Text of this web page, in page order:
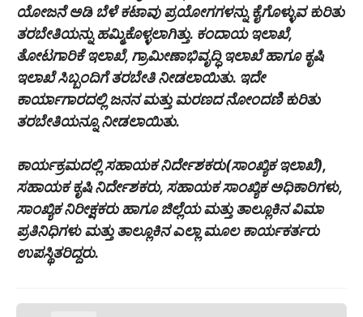
ಯೋಜನೆ ಅಡಿ ಬೆಳೆ ಕಟಾವು ಪ್ರಯೋಗಗಳನ್ನು ಕೈಗೊಳ್ಳುವ ಕುರಿತು
ತರಬೇತಿಯನ್ನು ಹಮ್ಮಿಕೊಳ್ಳಲಾಗಿತ್ತು. ಕಂದಾಯ ಇಲಾಖೆ,
ತೋಟಗಾರಿಕೆ ಇಲಾಖೆ, ಗ್ರಾಮೀಣಾಭಿವೃದ್ಧಿ ಇಲಾಖೆ ಹಾಗೂ ಕೃಷಿ
ಇಲಾಖೆ ಸಿಬ್ಬಂದಿಗೆ ತರಬೇತಿ ನೀಡಲಾಯಿತು. ಇದೇ
ಕಾರ್ಯಾಗಾರದಲ್ಲಿ ಜನನ ಮತ್ತು ಮರಣದ ನೋಂದಣಿ ಕುರಿತು
ತರಬೇತಿಯನ್ನೂ ನೀಡಲಾಯಿತು.
ಕಾರ್ಯಕ್ರಮದಲ್ಲಿ ಸಹಾಯಕ‌ ನಿರ್ದೇಶಕರು(ಸಾಂಖ್ಯಿಕ ಇಲಾಖೆ),
ಸಹಾಯಕ ಕೃಷಿ ನಿರ್ದೇಶಕರು, ಸಹಾಯಕ ಸಾಂಖ್ಯಿಕ ಅಧಿಕಾರಿಗಳು,
ಸಾಂಖ್ಯಿಕ ನಿರೀಕ್ಷಕರು ಹಾಗೂ ಜಿಲ್ಲೆಯ ಮತ್ತು ತಾಲ್ಲೂಕಿನ ವಿಮಾ
ಪ್ರತಿನಿಧಿಗಳು ಮತ್ತು ತಾಲ್ಲೂಕಿನ ಎಲ್ಲಾ ಮೂಲ ಕಾರ್ಯಕರ್ತರು
ಉಪಸ್ಥಿತರಿದ್ದರು.